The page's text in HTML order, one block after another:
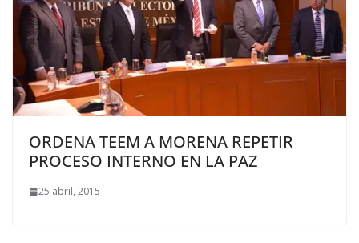
ORDENA TEEM A MORENA REPETIR
PROCESO INTERNO EN LA PAZ
25 abril, 2015